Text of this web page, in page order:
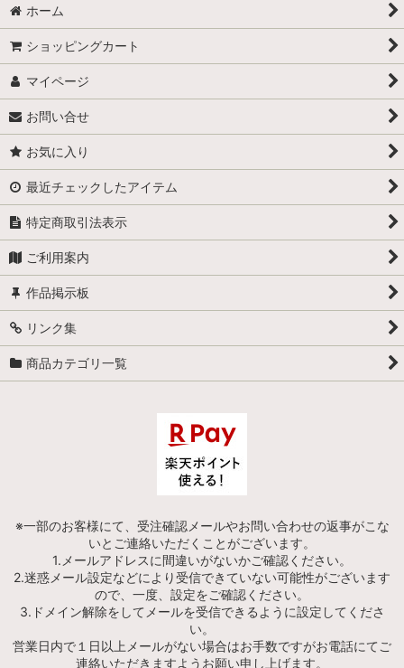
ホーム
ショッピングカート
マイページ
お問い合せ
お気に入り
最近チェックしたアイテム
特定商取引法表示
ご利用案内
作品掲示板
リンク集
商品カテゴリ一覧
※一部のお客様にて、受注確認メールやお問い合わせの返事がこな
いとご連絡いただくことがございます。
1.メールアドレスに間違いがないかご確認ください。
2.迷惑メール設定などにより受信できていない可能性がございます
ので、一度、設定をご確認ください。
3.ドメイン解除をしてメールを受信できるように設定してくださ
い。
営業日内で１日以上メールがない場合はお手数ですがお電話にてご
連絡いただきますようお願い申し上げます。